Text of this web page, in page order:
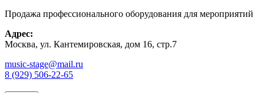
Продажа профессионального оборудования для мероприятий
Адрес:
Москва, ул. Кантемировская, дом 16, стр.7
music-stage@mail.ru
8 (929) 506-22-65